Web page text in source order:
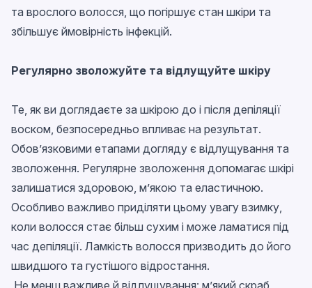
та врослого волосся, що погіршує стан шкіри та
збільшує ймовірність інфекцій.
Регулярно зволожуйте та відлущуйте шкіру
Те, як ви доглядаєте за шкірою до і після депіляції
воском, безпосередньо впливає на результат.
Обов’язковими етапами догляду є відлущування та
зволоження. Регулярне зволоження допомагає шкірі
залишатися здоровою, м’якою та еластичною.
Особливо важливо приділяти цьому увагу взимку,
коли волосся стає більш сухим і може ламатися під
час депіляції. Ламкість волосся призводить до його
швидшого та густішого відростання.
Не менш важливе й відлущування: м’який скраб